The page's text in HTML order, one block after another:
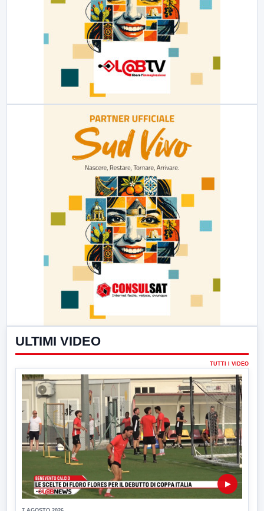
ULTIMI VIDEO
TUTTI I VIDEO
▶